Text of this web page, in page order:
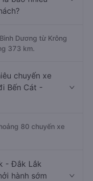
Dương từ Krông
373 km.
chuyến xe
Bến Cát -
80 chuyến xe
- Đắk Lắk
hành sớm